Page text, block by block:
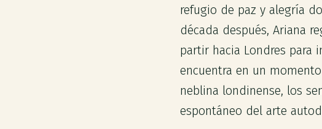
refugio de paz y alegría
década después, Ariana
partir hacia Londres para
encuentra en un
neblina londinense, los
espontáneo del arte